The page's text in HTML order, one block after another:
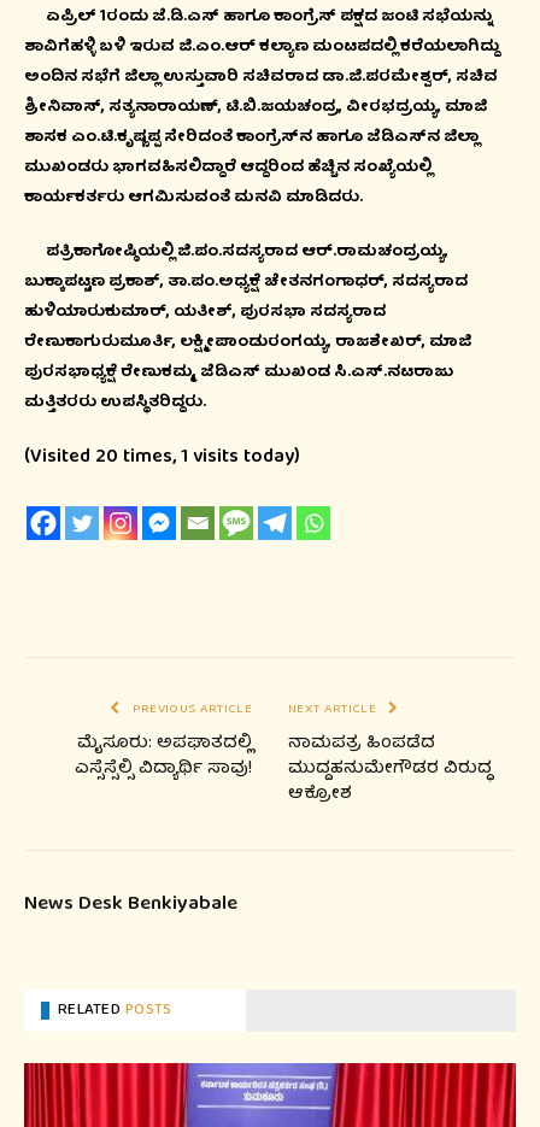
ಏಪ್ರಿಲ್ 1ರಂದು ಜೆ.ಡಿ.ಎಸ್ ಹಾಗೂ ಕಾಂಗ್ರೆಸ್ ಪಕ್ಷದ ಜಂಟಿ ಸಭೆಯನ್ನು
ಶಾವಿಗೆಹಳ್ಳಿ ಬಳಿ ಇರುವ ಜಿ.ಎಂ.ಆರ್ ಕಲ್ಯಾಣ ಮಂಟಪದಲ್ಲಿ ಕರೆಯಲಾಗಿದ್ದು
ಅಂದಿನ ಸಭೆಗೆ ಜಿಲ್ಲಾ ಉಸ್ತುವಾರಿ ಸಚಿವರಾದ ಡಾ.ಜಿ.ಪರಮೇಶ್ವರ್, ಸಚಿವ
ಶ್ರೀನಿವಾಸ್, ಸತ್ಯನಾರಾಯಣ್, ಟಿ.ಬಿ.ಜಯಚಂದ್ರ, ವೀರಭದ್ರಯ್ಯ, ಮಾಜಿ
ಶಾಸಕ ಎಂ.ಟಿ.ಕೃಷ್ಣಪ್ಪ ಸೇರಿದಂತೆ ಕಾಂಗ್ರೆಸ್‍ನ ಹಾಗೂ ಜೆಡಿಎಸ್‍ನ ಜಿಲ್ಲಾ
ಮುಖಂಡರು ಭಾಗವಹಿಸಲಿದ್ದಾರೆ ಆದ್ದರಿಂದ ಹೆಚ್ಚಿನ ಸಂಖ್ಯೆಯಲ್ಲಿ
ಕಾರ್ಯಕರ್ತರು ಆಗಮಿಸುವಂತೆ ಮನವಿ ಮಾಡಿದರು.
ಪತ್ರಿಕಾಗೋಷ್ಠಿಯಲ್ಲಿ ಜಿ.ಪಂ.ಸದಸ್ಯರಾದ ಆರ್.ರಾಮಚಂದ್ರಯ್ಯ,
ಬುಕ್ಕಾಪಟ್ಟಣ ಪ್ರಕಾಶ್, ತಾ.ಪಂ.ಅಧ್ಯಕ್ಷೆ ಚೇತನಗಂಗಾಧರ್, ಸದಸ್ಯರಾದ
ಹುಳಿಯಾರುಕುಮಾರ್, ಯತೀಶ್, ಪುರಸಭಾ ಸದಸ್ಯರಾದ
ರೇಣುಕಾಗುರುಮೂರ್ತಿ, ಲಕ್ಷ್ಮೀಪಾಂಡುರಂಗಯ್ಯ, ರಾಜಶೇಖರ್, ಮಾಜಿ
ಪುರಸಭಾಧ್ಯಕ್ಷೆ ರೇಣುಕಮ್ಮ, ಜೆಡಿಎಸ್ ಮುಖಂಡ ಸಿ.ಎಸ್.ನಟರಾಜು
ಮತ್ತಿತರರು ಉಪಸ್ಥಿತರಿದ್ದರು.
(Visited 20 times, 1 visits today)
PREVIOUS ARTICLE
ಮೈಸೂರು: ಅಪಘಾತದಲ್ಲಿ
ಎಸ್ಸೆಸ್ಸೆಲ್ಸಿ ವಿದ್ಯಾರ್ಥಿ ಸಾವು!
NEXT ARTICLE
ನಾಮಪತ್ರ ಹಿಂಪಡೆದ
ಮುದ್ದಹನುಮೇಗೌಡರ ವಿರುದ್ಧ
ಆಕ್ರೋಶ
News Desk Benkiyabale
RELATEDPOSTS